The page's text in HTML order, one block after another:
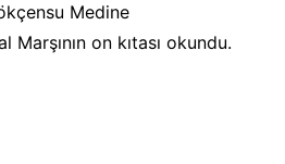
Medine
on kıtası okundu.